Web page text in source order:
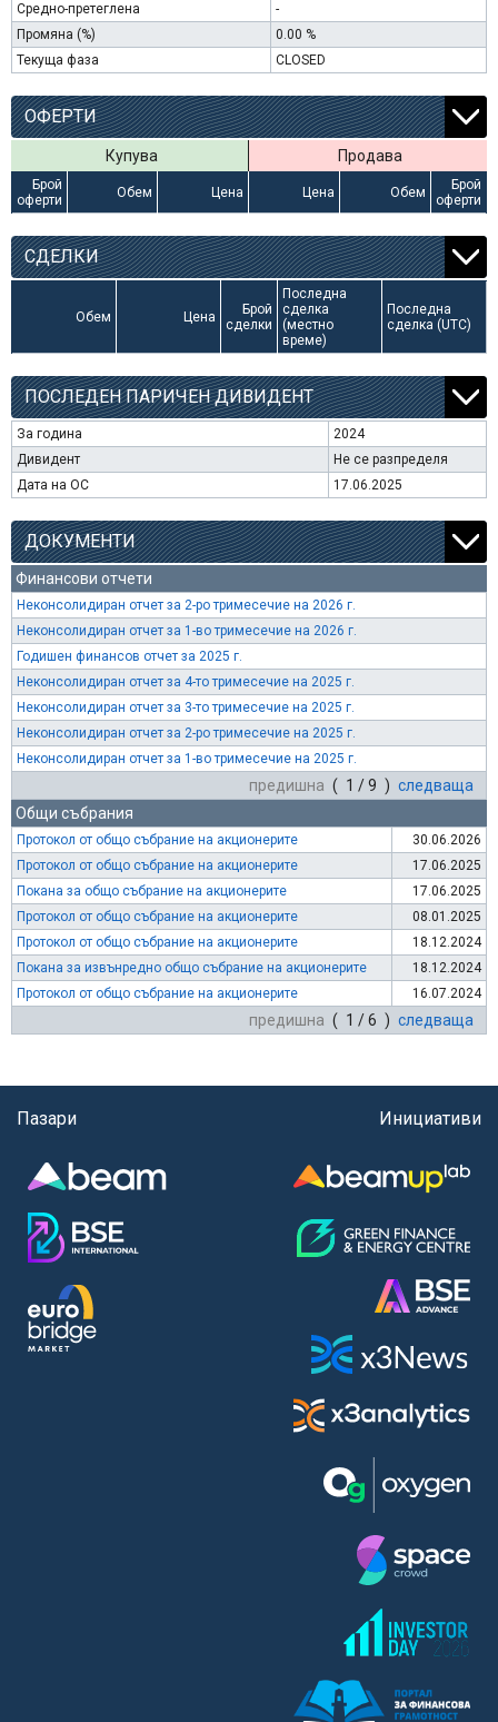
Средно-претеглена
-
Промяна (%)
0.00 %
Текуща фаза
CLOSED
ОФЕРТИ
Купува Продава
Брой
оферти
Обем Цена Цена Обем
Брой
оферти
СДЕЛКИ
Обем Цена
Брой
сделки
Последна
сделка
(местно
време)
Последна
сделка (UTC)
ПОСЛЕДЕН ПАРИЧЕН ДИВИДЕНТ
За година
2024
Дивидент
Не се разпределя
Дата на ОС
17.06.2025
ДОКУМЕНТИ
Финансови отчети
Неконсолидиран отчет за 2-ро тримесечие на 2026 г.
Неконсолидиран отчет за 1-во тримесечие на 2026 г.
Годишен финансов отчет за 2025 г.
Неконсолидиран отчет за 4-то тримесечие на 2025 г.
Неконсолидиран отчет за 3-то тримесечие на 2025 г.
Неконсолидиран отчет за 2-ро тримесечие на 2025 г.
Неконсолидиран отчет за 1-во тримесечие на 2025 г.
предишна ( 1 / 9 ) следваща
Общи събрания
Протокол от общо събрание на акционерите
30.06.2026
Протокол от общо събрание на акционерите
17.06.2025
Покана за общо събрание на акционерите
17.06.2025
Протокол от общо събрание на акционерите
08.01.2025
Протокол от общо събрание на акционерите
18.12.2024
Покана за извънредно общо събрание на акционерите
18.12.2024
Протокол от общо събрание на акционерите
16.07.2024
предишна ( 1 / 6 ) следваща
Пазари Инициативи